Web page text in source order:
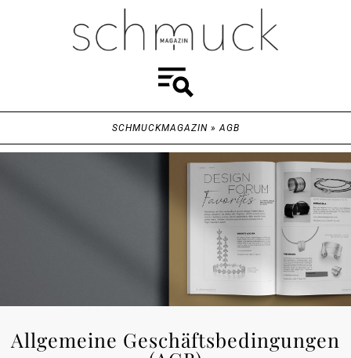
SCHMUCKMAGAZIN»AGB
Allgemeine Geschäftsbedingungen